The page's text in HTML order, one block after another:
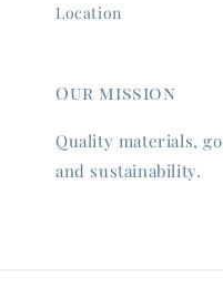
Location
Our mission
Quality materials,
and sustainability.